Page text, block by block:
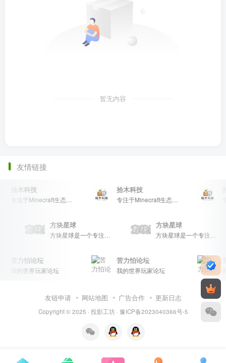
暂无内容
友情链接
拾木科技
专注于Minecraft生态建设
拾木科技
专注于Minecraft生态建设
方块星球 方块星球
苦力怕论坛
我的世界玩家论坛
苦力怕论坛
我的世界玩家论坛
友链申请 网站地图 广告合作 更新日志
Copyright © 2025 · 投影工坊· 豫ICP备2023040366号-5